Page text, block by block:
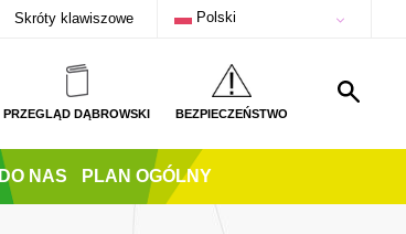
Skróty klawiszowe Polski
PRZEGLĄD DĄBROWSKI BEZPIECZEŃSTWO
NAS PLAN OGÓLNY